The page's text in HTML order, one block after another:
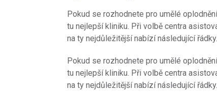
Pokud se rozhodnete pro umělé
tu nejlepší kliniku. Při volbě centra
na ty nejdůležitější nabízí následující řádky.
Pokud se rozhodnete pro umělé
tu nejlepší kliniku. Při volbě centra
na ty nejdůležitější nabízí následující řádky.